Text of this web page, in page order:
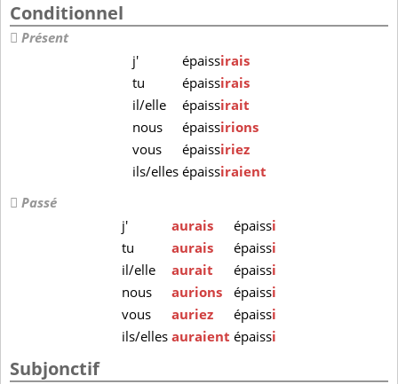
Conditionnel
Présent
j'
épaissirais
tu
épaissirais
il/elle
épaissirait
nous
épaissirions
vous
épaissiriez
ils/elles épaissiraient
Passé
j'
aurais épaissi
tu
aurais épaissi
il/elle
aurait épaissi
nous
aurions épaissi
vous
auriez épaissi
ils/ellesauraient épaissi
Subjonctif